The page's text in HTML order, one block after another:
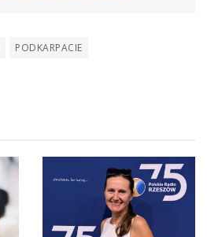
PODKARPACIE